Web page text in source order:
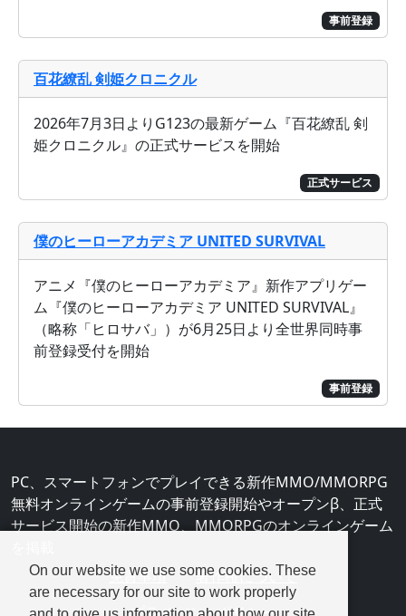
事前登録
百花繚乱 剣姫クロニクル
正式サービス
2026年7月3日よりG123の最新ゲーム『百花繚乱 剣
姫クロニクル』の正式サービスを開始
僕のヒーローアカデミア UNITED SURVIVAL
事前登録
アニメ『僕のヒーローアカデミア』新作アプリゲー
ム『僕のヒーローアカデミア UNITED SURVIVAL』
（略称「ヒロサバ」）が6月25日より全世界同時事
前登録受付を開始
PC、スマートフォンでプレイできる新作MMO/MMORPG
無料オンラインゲームの事前登録開始やオープンβ、正式
サービス開始の新作MMO、MMORPGのオンラインゲーム
免責事項
著作権について
On our website we use some cookies. These
are necessary for our site to work properly